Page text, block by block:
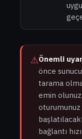
⚠Önemli
önce
tarama
emin
oturumunuz
bağlantı